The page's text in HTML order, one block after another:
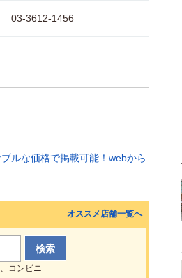
03-3612-1456
コンビニ
オススメ店舗一覧へ